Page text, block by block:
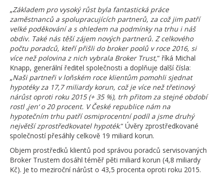
„Základem pro vysoký růst byla fantastická práce
zaměstnanců a spolupracujících partnerů, za což jim patří
velké poděkování a s ohledem na podmínky na trhu i náš
obdiv. Také nás těší zájem nových partnerů. Z celkového
počtu poradců, kteří přišli do broker poolů v roce 2016, si
více než polovina z nich vybrala Broker Trust,“ říká Michal
Knapp, generální ředitel společnosti a doplňuje další čísla:
„Naši partneři v loňském roce klientům pomohli sjednat
hypotéky za 17,7 miliardy korun, což je více než třetinový
nárůst oproti roku 2015 (+ 35 %), trh přitom za stejné období
rostl ‚jen‘ o 20 procent. V České republice nám na
hypotečním trhu patří osmiprocentní podíl a jsme druhý
největší zprostředkovatel hypoték.“ Úvěry zprostředkované
společností přesáhly celkově 19 miliard korun.
Objem prostředků klientů pod správou poradců servisovaných
Broker Trustem dosáhl téměř pěti miliard korun (4,8 miliardy
Kč). Je to meziroční nárůst o 43,5 procenta oproti roku 2015.